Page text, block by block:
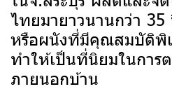
ไทยมายาวนานกว่า 35
หรือผนังที่มีคุณสมบัติพิ
ทำให้เป็นที่นิยมในการ
ภายนอกบ้าน